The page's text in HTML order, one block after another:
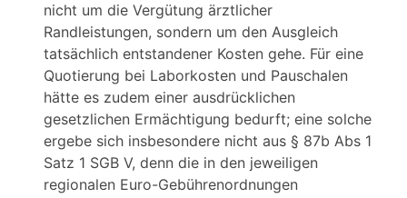
nicht um die Vergütung ärztlicher
Randleistungen, sondern um den Ausgleich
tatsächlich entstandener Kosten gehe. Für eine
Quotierung bei Laborkosten und Pauschalen
hätte es zudem einer ausdrücklichen
gesetzlichen Ermächtigung bedurft; eine solche
ergebe sich insbesondere nicht aus § 87b Abs 1
Satz 1 SGB V, denn die in den jeweiligen
regionalen Euro-Gebührenordnungen